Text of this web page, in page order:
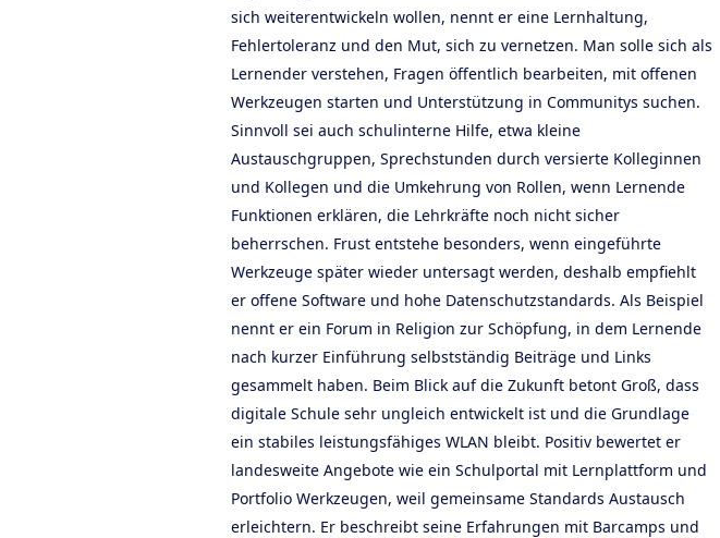
sich weiterentwickeln wollen, nennt er eine Lernhaltung,
Fehlertoleranz und den Mut, sich zu vernetzen. Man solle sich als
Lernender verstehen, Fragen öffentlich bearbeiten, mit offenen
Werkzeugen starten und Unterstützung in Communitys suchen.
Sinnvoll sei auch schulinterne Hilfe, etwa kleine
Austauschgruppen, Sprechstunden durch versierte Kolleginnen
und Kollegen und die Umkehrung von Rollen, wenn Lernende
Funktionen erklären, die Lehrkräfte noch nicht sicher
beherrschen. Frust entstehe besonders, wenn eingeführte
Werkzeuge später wieder untersagt werden, deshalb empfiehlt
er offene Software und hohe Datenschutzstandards. Als Beispiel
nennt er ein Forum in Religion zur Schöpfung, in dem Lernende
nach kurzer Einführung selbstständig Beiträge und Links
gesammelt haben. Beim Blick auf die Zukunft betont Groß, dass
digitale Schule sehr ungleich entwickelt ist und die Grundlage
ein stabiles leistungsfähiges WLAN bleibt. Positiv bewertet er
landesweite Angebote wie ein Schulportal mit Lernplattform und
Portfolio Werkzeugen, weil gemeinsame Standards Austausch
erleichtern. Er beschreibt seine Erfahrungen mit Barcamps und